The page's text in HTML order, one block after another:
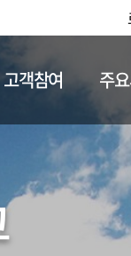
채용정보
고객참여 주